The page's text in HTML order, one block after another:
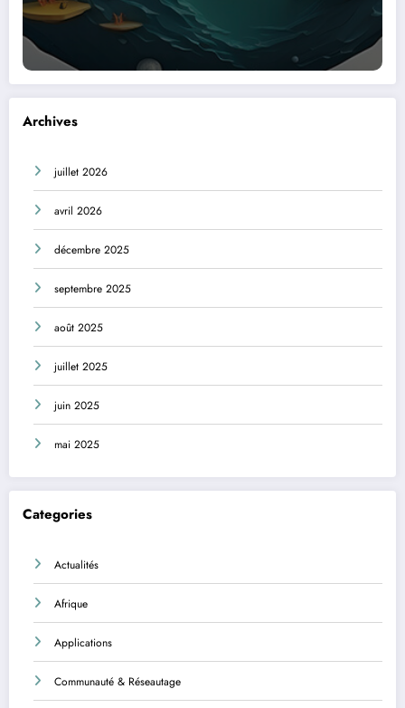
Archives
juillet 2026
avril 2026
décembre 2025
septembre 2025
août 2025
juillet 2025
juin 2025
mai 2025
Categories
Actualités
Afrique
Applications
Communauté & Réseautage